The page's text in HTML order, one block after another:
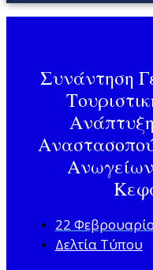
Συνάντηση
22
Δελτία Τύπου